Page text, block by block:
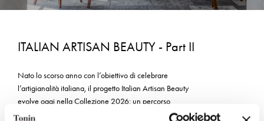
ITALIAN ARTISAN BEAUTY - Part II
Nato lo scorso anno con l’obiettivo di celebrare
l’artigianalità italiana, il progetto Italian Artisan Beauty
evolve oggi nella Collezione 2026: un percorso
ancora più profondo, raffinato e autentico alla ricerca di